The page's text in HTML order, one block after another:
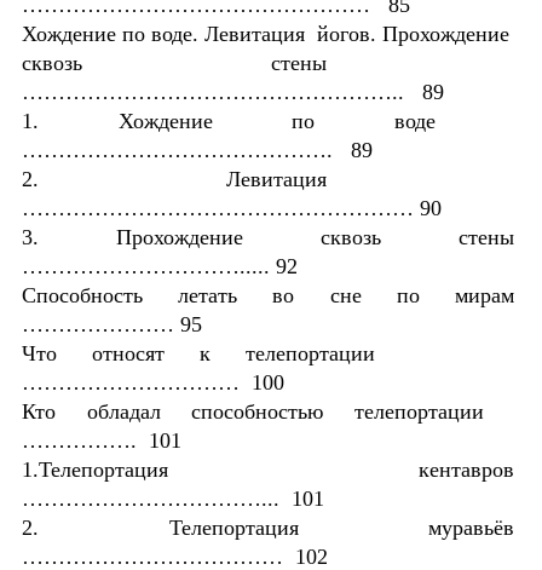
Хождение по воде. Левитация йогов. Прохождение
сквозь стены
…………………………………………….. 89
1. Хождение по воде
……………………………………. 89
2. Левитация
……………………………………………… 90
3. Прохождение сквозь стены
…………………………..... 92
Способность летать во сне по мирам
………………… 95
Что относят к телепортации
………………………… 100
Кто обладал способностью телепортации
……………. 101
1.Телепортация кентавров
……………………………... 101
2. Телепортация муравьёв
……………………………… 102